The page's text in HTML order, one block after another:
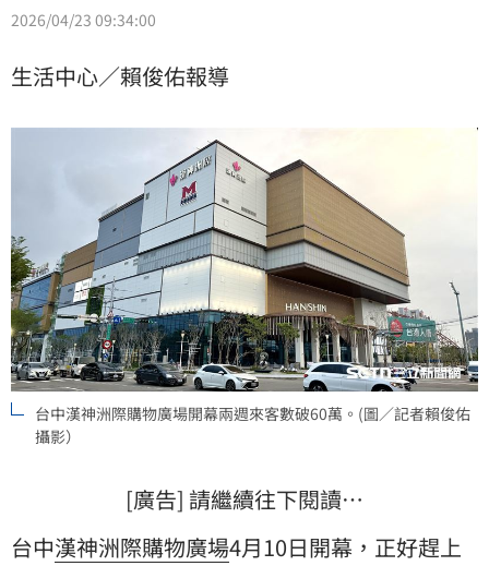
2026/04/23 09:34:00
生活中心／賴俊佑報導
台中漢神洲際購物廣場開幕兩週來客數破60萬。(圖／記者賴俊佑
攝影）
[廣告] 請繼續往下閱讀…
台中漢神洲際購物廣場4月10日開幕，正好趕上